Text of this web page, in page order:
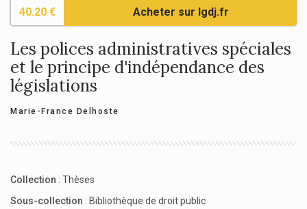
40.20 € Acheter sur lgdj.fr
Les polices administratives spéciales
et le principe d'indépendance des
législations
Marie-France Delhoste
Collection : Thèses
Sous-collection : Bibliothèque de droit public